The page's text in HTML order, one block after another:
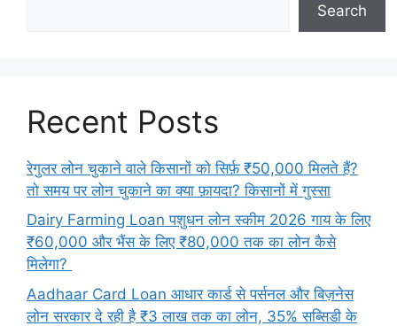
Search
Recent Posts
रेगुलर लोन चुकाने वाले किसानों को सिर्फ़ ₹50,000 मिलते हैं?
तो समय पर लोन चुकाने का क्या फ़ायदा? किसानों में गुस्सा
Dairy Farming Loan पशुधन लोन स्कीम 2026 गाय के लिए
₹60,000 और भैंस के लिए ₹80,000 तक का लोन कैसे
मिलेगा?
Aadhaar Card Loan आधार कार्ड से पर्सनल और बिज़नेस
लोन सरकार दे रही है ₹3 लाख तक का लोन, 35% सब्सिडी के